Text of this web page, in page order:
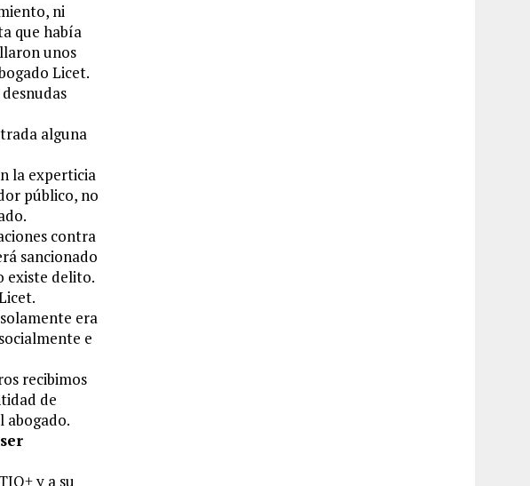
ni
que había
unos
Licet.
alguna
la experticia
público, no
contra
sancionado
existe delito.
era
e
recibimos
de
abogado.
y a su